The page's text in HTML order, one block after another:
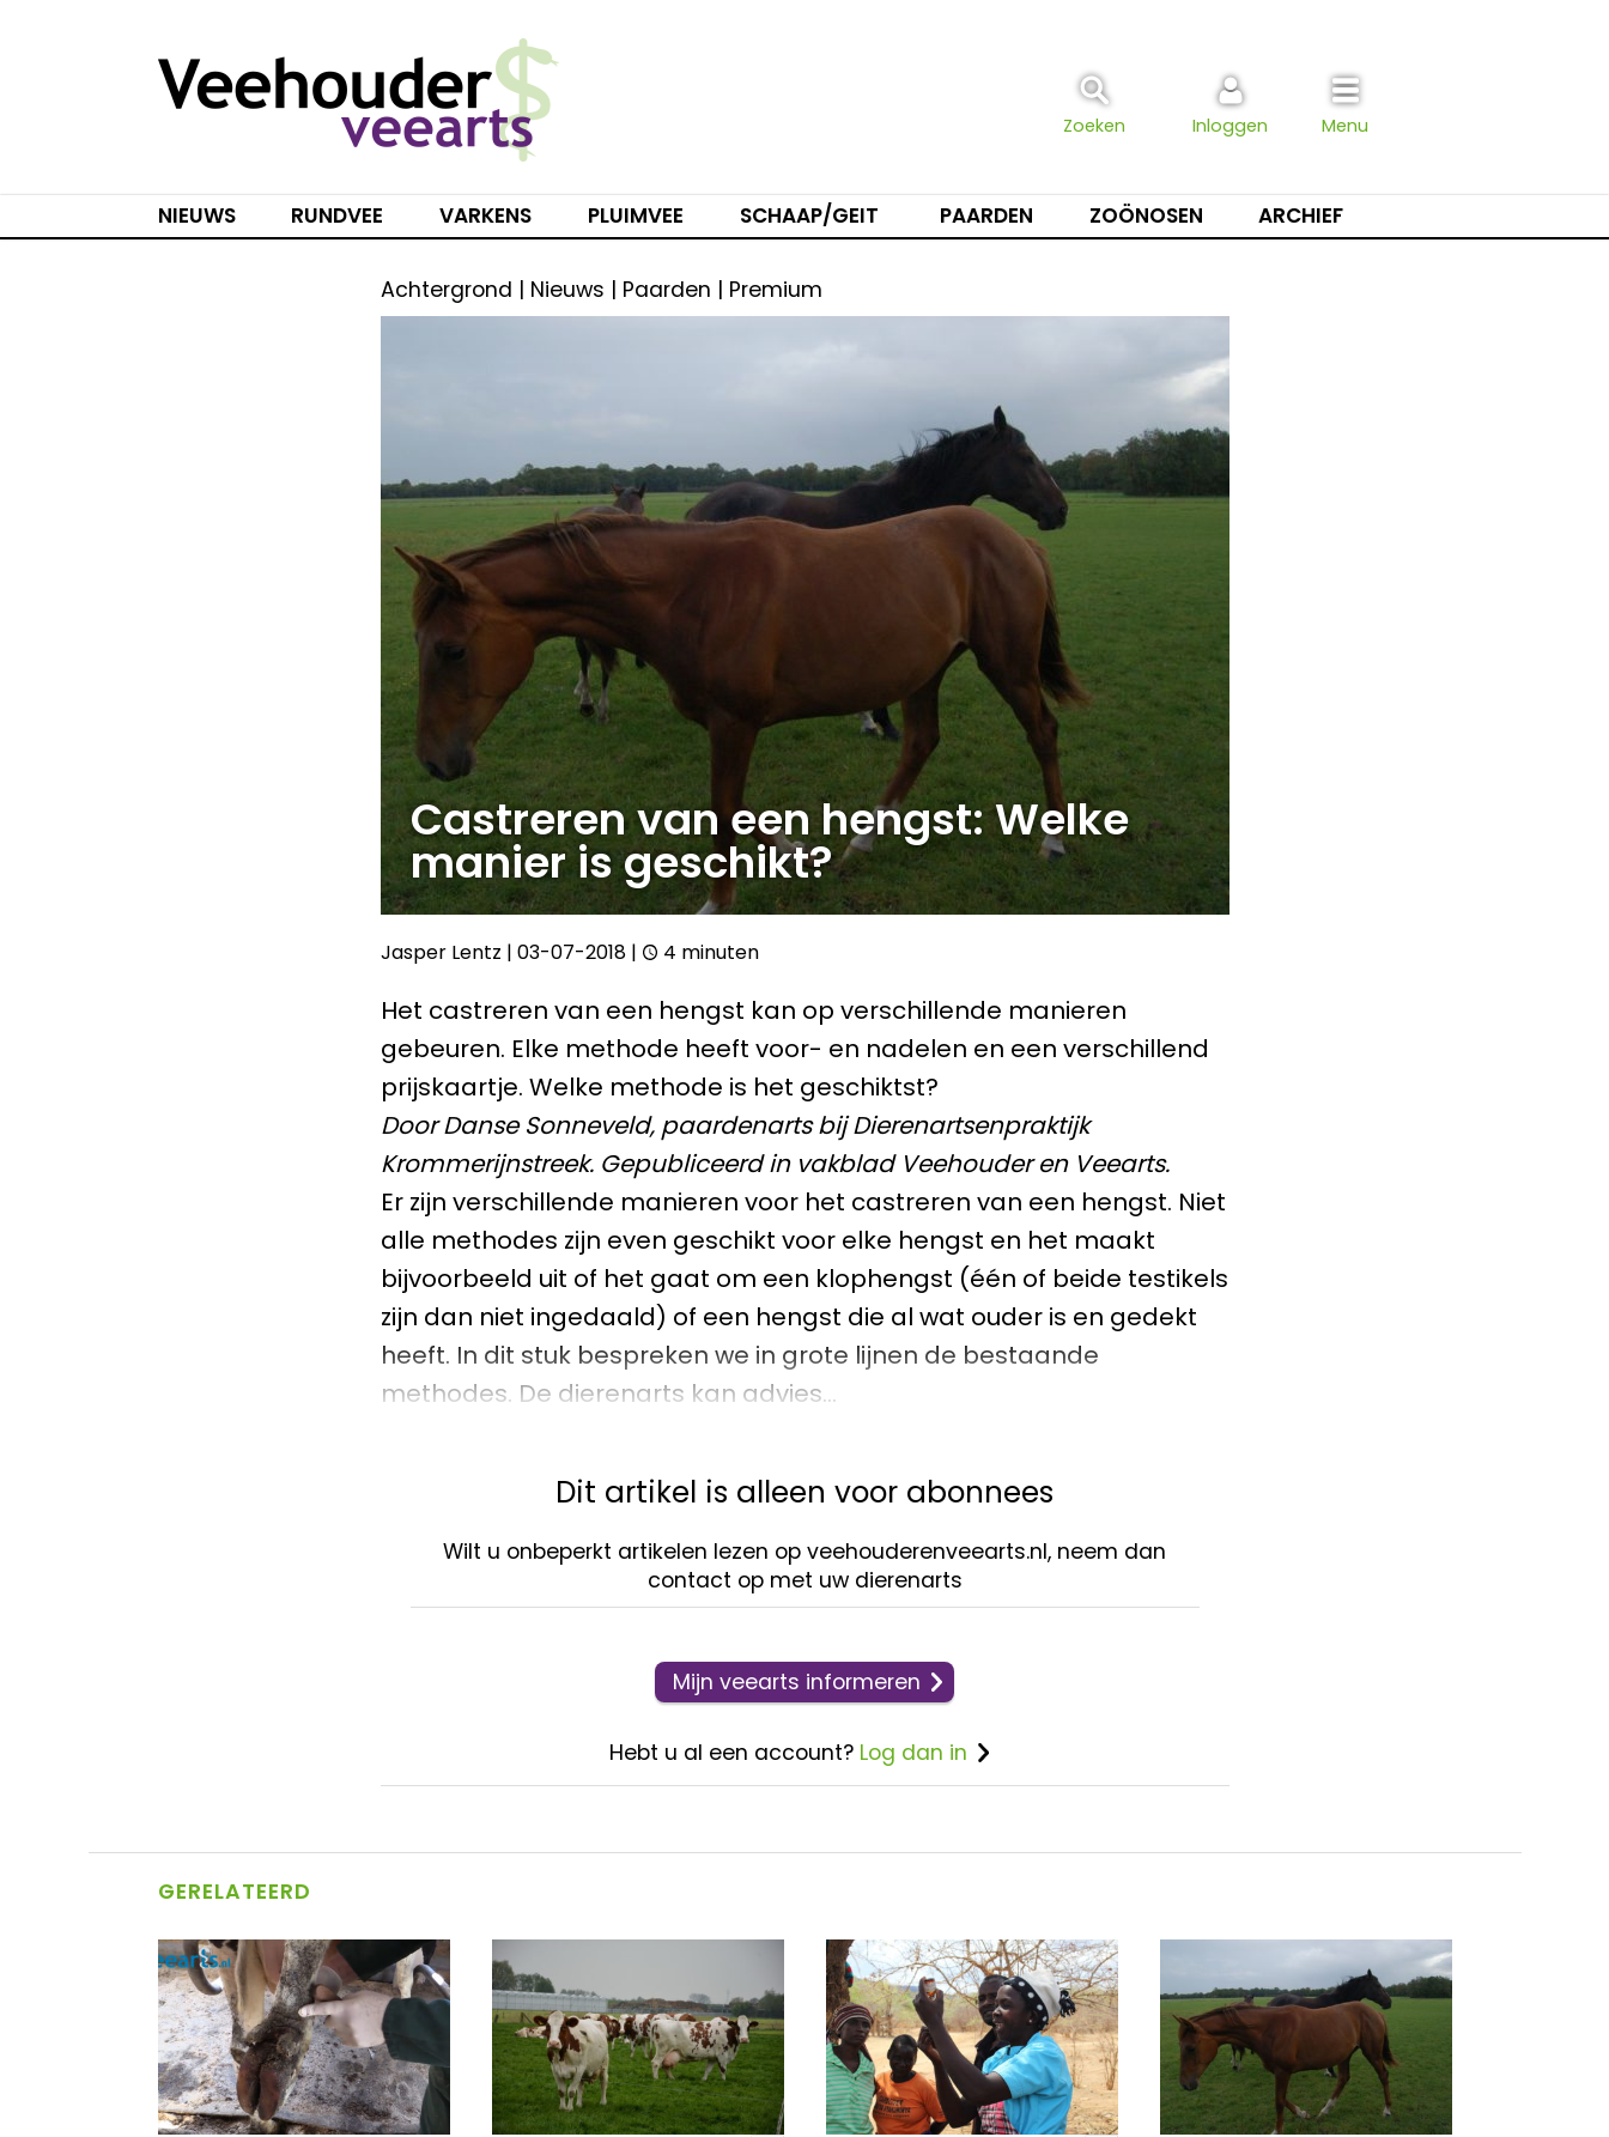
Zoeken Inloggen Menu
NIEUWS RUNDVEE VARKENS PLUIMVEE SCHAAP/GEIT PAARDEN ZOÖNOSEN ARCHIEF
Achtergrond | Nieuws | Paarden | Premium
Castreren van een hengst: Welke
manier is geschikt?
Jasper Lentz | 03-07-2018| 4 minuten
Het castreren van een hengst kan op verschillende manieren
gebeuren. Elke methode heeft voor- en nadelen en een verschillend
prijskaartje. Welke methode is het geschiktst?
Door Danse Sonneveld, paardenarts bij Dierenartsenpraktijk
Krommerijnstreek. Gepubliceerd in vakblad Veehouder en Veearts.
Er zijn verschillende manieren voor het castreren van een hengst. Niet
alle methodes zijn even geschikt voor elke hengst en het maakt
bijvoorbeeld uit of het gaat om een klophengst (één of beide testikels
zijn dan niet ingedaald) of een hengst die al wat ouder is en gedekt
heeft. In dit stuk bespreken we in grote lijnen de bestaande
methodes. De dierenarts kan advies…
Dit artikel is alleen voor abonnees
Wilt u onbeperkt artikelen lezen op veehouderenveearts.nl, neem dan
contact op met uw dierenarts
Mijn veearts informeren
Hebt u al een account? Log dan in
GERELATEERD